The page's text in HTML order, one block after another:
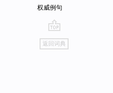
权威例句
go
top
返回词典